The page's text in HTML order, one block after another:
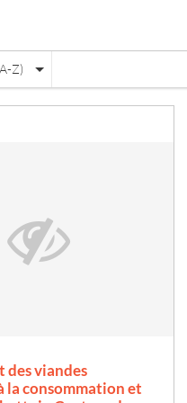
Z)
des viandes
la consommation et